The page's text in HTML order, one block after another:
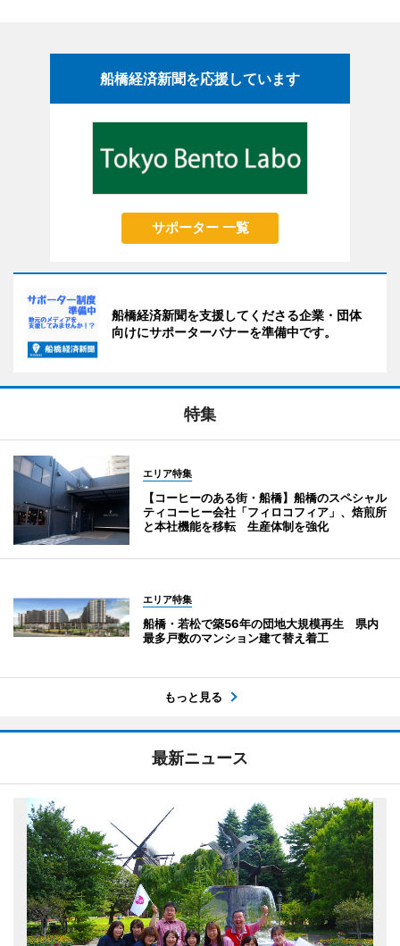
船橋経済新聞を応援しています
サポーター 一覧
船橋経済新聞を支援してくださる企業・団体
向けにサポーターバナーを準備中です。
特集
エリア特集
【コーヒーのある街・船橋】船橋のスペシャル
ティコーヒー会社「フィロコフィア」、焙煎所
と本社機能を移転 生産体制を強化
エリア特集
船橋・若松で築56年の団地大規模再生 県内
最多戸数のマンション建て替え着工
もっと見る
最新ニュース